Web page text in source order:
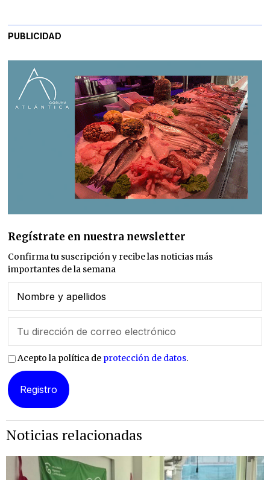
PUBLICIDAD
Regístrate en nuestra newsletter
Confirma tu suscripción y recibe las noticias más
importantes de la semana
Acepto la política de protección de datos.
Noticias relacionadas